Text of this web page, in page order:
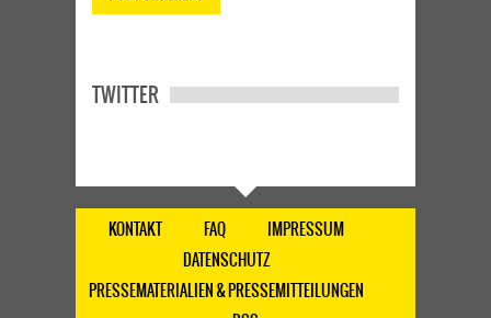
TWITTER
KONTAKT FAQ
IMPRESSUM
DATENSCHUTZ
PRESSEMATERIALIEN & PRESSEMITTEILUNGEN